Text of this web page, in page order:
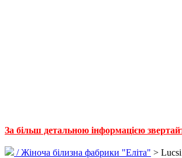
За більш детальною інформацією
/Жіноча білизна фабрики "Еліта" > Lucsi